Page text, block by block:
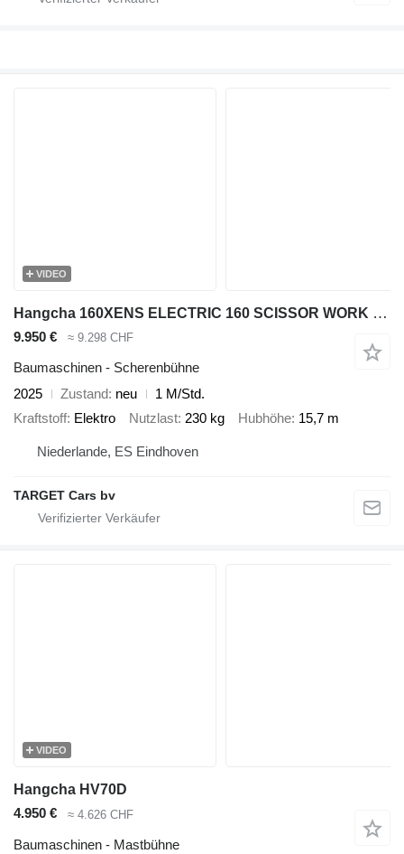
VIDEO
Hangcha 160XENS ELECTRIC 160 SCISSOR WORK LIFT 2025 1HR 1570CM 82BE00290
9.950 € ≈ 9.298 CHF
Baumaschinen - Scherenbühne
2025
Zustand neu
1 M/Std.
Kraftstoff Elektro Nutzlast 230 kg Hubhöhe 15,7 m
Niederlande, ES Eindhoven
TARGET Cars bv
VIDEO
Hangcha HV70D
4.950 €
≈ 4.626 CHF
Baumaschinen - Mastbühne